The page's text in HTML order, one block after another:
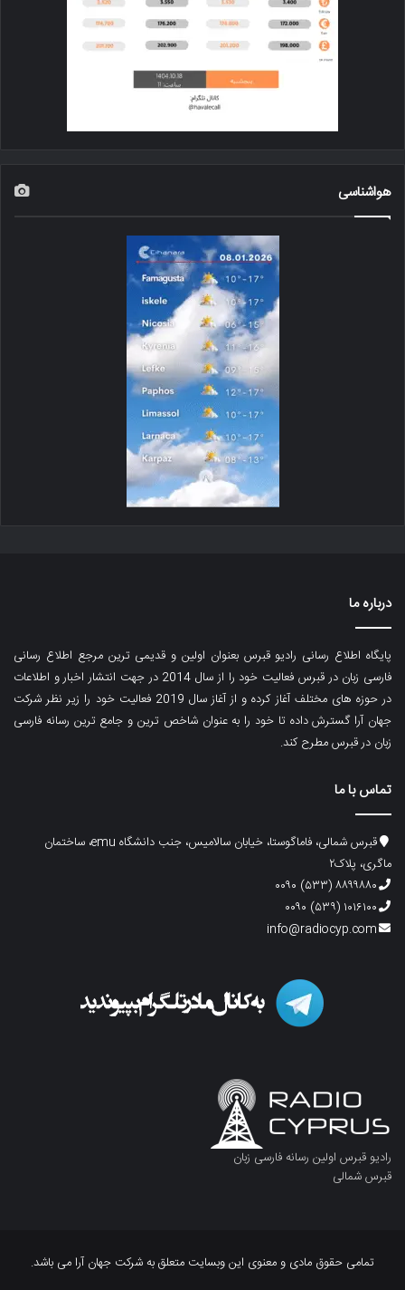
هواشناسی
درباره ما
پایگاه اطلاع رسانی رادیو قبرس بعنوان اولین و قدیمی ترین مرجع اطلاع رسانی
فارسی زبان در قبرس فعالیت خود را از سال 2014 در جهت انتشار اخبار و اطلاعات
در حوزه های مختلف آغاز کرده و از آغاز سال 2019 فعالیت خود را زیر نظر شرکت
جهان آرا گسترش داده تا خود را به عنوان شاخص ترین و جامع ترین رسانه فارسی
زبان در قبرس مطرح کند.
تماس با ما
قبرس شمالی، فاماگوستا، خیابان سالامیس، جنب دانشگاه emu، ساختمان
ماگری، پلاک۲
۸۸۹۹۸۸۰ (۵۳۳) ۰۰۹۰
۱۰۱۶۱۰۰ (۵۳۹) ۰۰۹۰
info@radiocyp.com
رادیو قبرس اولین رسانه فارسی زبان
قبرس شمالی
تمامی حقوق مادی و معنوی این وبسایت متعلق به شرکت جهان آرا می باشد.